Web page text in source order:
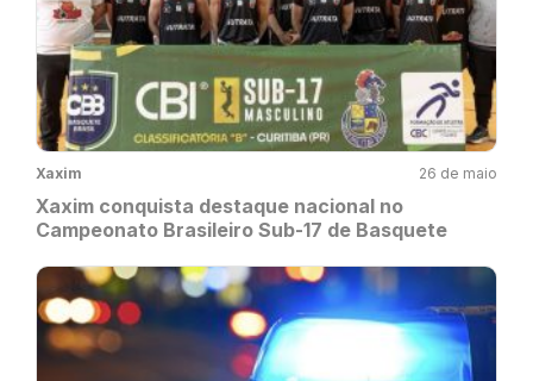
Xaxim 26 de maio
Xaxim conquista destaque nacional no
Campeonato Brasileiro Sub-17 de Basquete